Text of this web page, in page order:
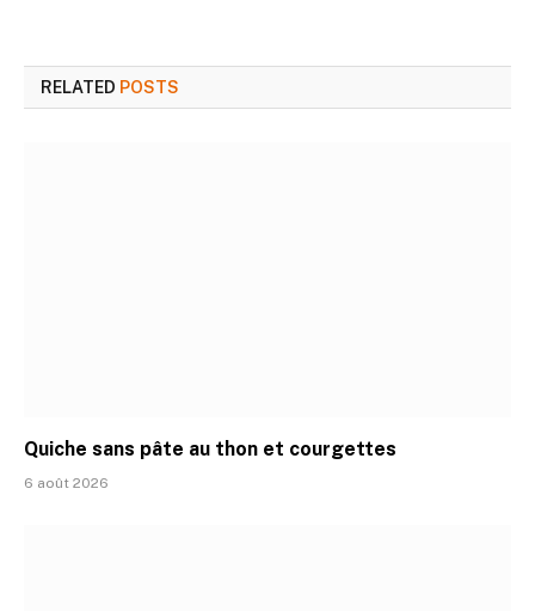
RELATED POSTS
Quiche sans pâte au thon et courgettes
6 août 2026